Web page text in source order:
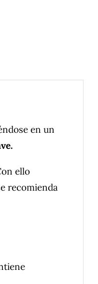
en un
ello
recomienda